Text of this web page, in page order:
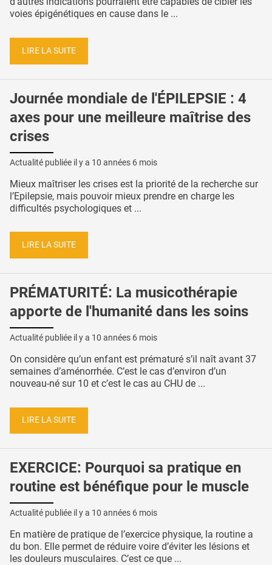
voies épigénétiques en cause dans le ...
LIRE LA SUITE
Journée mondiale de l'ÉPILEPSIE : 4
axes pour une meilleure maîtrise des
crises
Actualité publiée il y a 10 années 6 mois
Mieux maîtriser les crises est la priorité de la recherche sur
l’Epilepsie, mais pouvoir mieux prendre en charge les
difficultés psychologiques et ...
LIRE LA SUITE
PRÉMATURITÉ: La musicothérapie
apporte de l'humanité dans les soins
Actualité publiée il y a 10 années 6 mois
On considère qu’un enfant est prématuré s’il naît avant 37
semaines d’aménorrhée. C’est le cas d’environ d’un
nouveau-né sur 10 et c’est le cas au CHU de ...
LIRE LA SUITE
EXERCICE: Pourquoi sa pratique en
routine est bénéfique pour le muscle
Actualité publiée il y a 10 années 6 mois
En matière de pratique de l’exercice physique, la routine a
du bon. Elle permet de réduire voire d’éviter les lésions et
les douleurs musculaires. C’est ce que ...